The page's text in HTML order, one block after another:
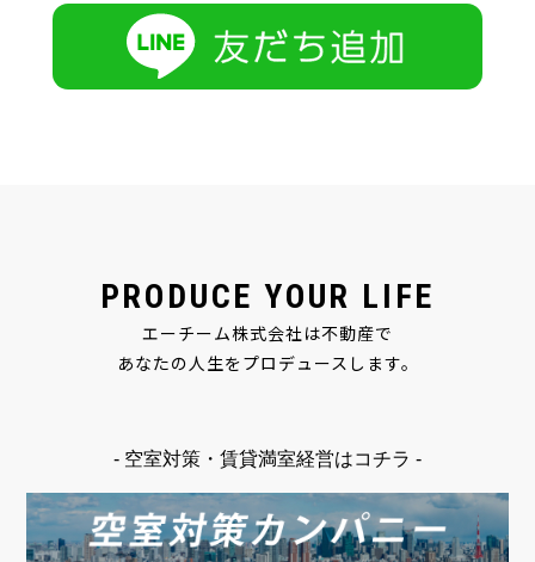
PRODUCE YOUR LIFE
エーチーム株式会社は不動産で
あなたの人生をプロデュースします。
- 空室対策・賃貸満室経営はコチラ -